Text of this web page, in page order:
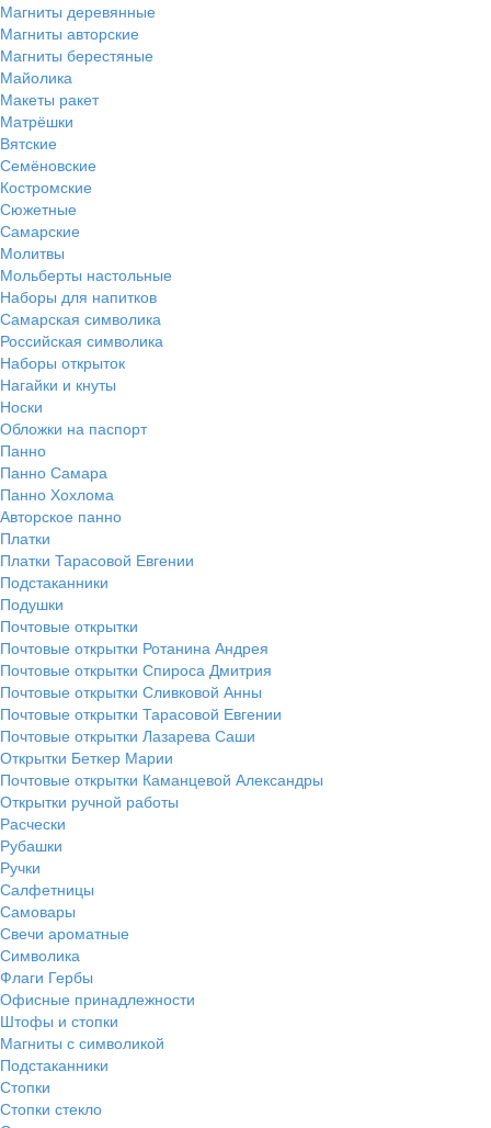
Магниты деревянные
Магниты авторские
Магниты берестяные
Майолика
Макеты ракет
Матрёшки
Вятские
Семёновские
Костромские
Сюжетные
Самарские
Молитвы
Мольберты настольные
Наборы для напитков
Самарская символика
Российская символика
Наборы открыток
Нагайки и кнуты
Носки
Обложки на паспорт
Панно
Панно Самара
Панно Хохлома
Авторское панно
Платки
Платки Тарасовой Евгении
Подстаканники
Подушки
Почтовые открытки
Почтовые открытки Ротанина Андрея
Почтовые открытки Спироса Дмитрия
Почтовые открытки Сливковой Анны
Почтовые открытки Тарасовой Евгении
Почтовые открытки Лазарева Саши
Открытки Беткер Марии
Почтовые открытки Каманцевой Александры
Открытки ручной работы
Расчески
Рубашки
Ручки
Салфетницы
Самовары
Свечи ароматные
Символика
Флаги Гербы
Офисные принадлежности
Штофы и стопки
Магниты с символикой
Подстаканники
Стопки
Стопки стекло